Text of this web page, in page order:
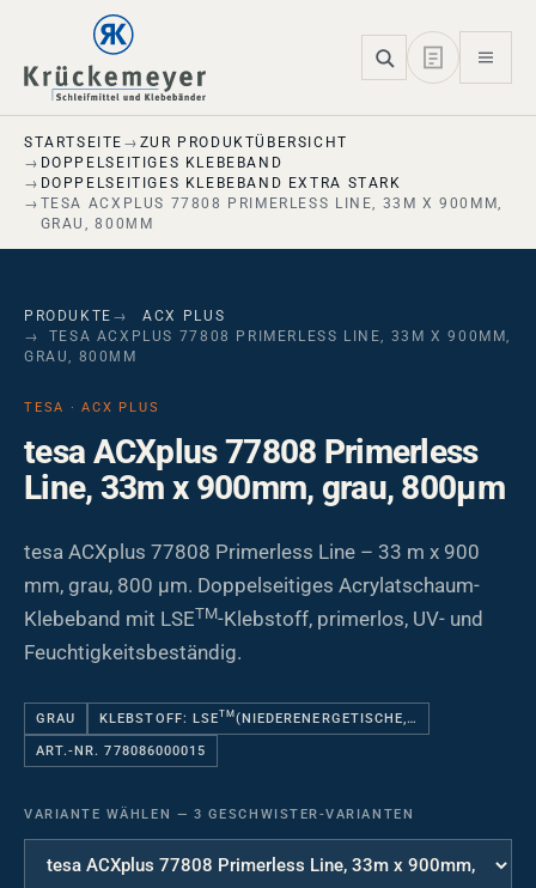
Skip to main navigation
Skip to main content
Skip to page footer
STARTSEITE
ZUR PRODUKTÜBERSICHT
DOPPELSEITIGES KLEBEBAND
DOPPELSEITIGES KLEBEBAND EXTRA STARK
TESA ACXPLUS 77808 PRIMERLESS LINE, 33M X 900MM,
GRAU, 800ΜM
PRODUKTE
ACX PLUS
TESA ACXPLUS 77808 PRIMERLESS LINE, 33M X 900MM,
GRAU, 800ΜM
TESA · ACX PLUS
tesa ACXplus 77808 Primerless
Line, 33m x 900mm, grau, 800µm
tesa ACXplus 77808 Primerless Line – 33 m x 900
mm, grau, 800 µm. Doppelseitiges Acrylatschaum-
Klebeband mit LSETM-Klebstoff, primerlos, UV- und
Feuchtigkeitsbeständig.
GRAU KLEBSTOFF: LSETM(NIEDERENERGETISCHE,…
ART.-NR. 778086000015
VARIANTE WÄHLEN — 3 GESCHWISTER-VARIANTEN